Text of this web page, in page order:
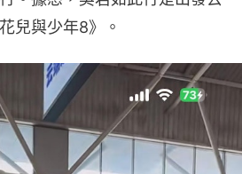
兒與少年8》。